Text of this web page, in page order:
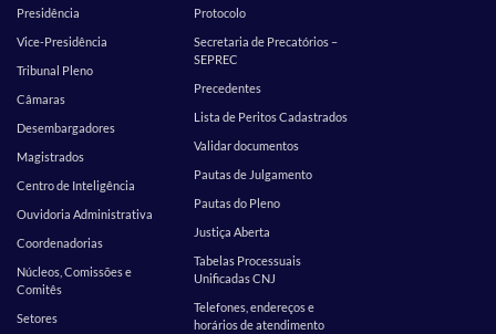
Presidência
Vice-Presidência
Tribunal Pleno
Câmaras
Desembargadores
Magistrados
Centro de Inteligência
Ouvidoria Administrativa
Coordenadorias
Núcleos, Comissões e
Comitês
Setores
Protocolo
Secretaria de Precatórios –
SEPREC
Precedentes
Lista de Peritos Cadastrados
Validar documentos
Pautas de Julgamento
Pautas do Pleno
Justiça Aberta
Tabelas Processuais
Unificadas CNJ
Telefones, endereços e
horários de atendimento